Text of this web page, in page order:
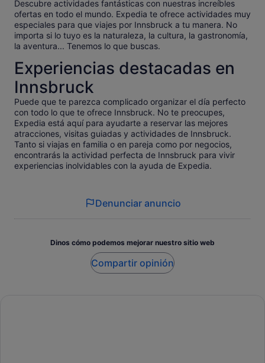
Descubre actividades fantásticas con nuestras increíbles
ofertas en todo el mundo. Expedia te ofrece actividades muy
especiales para que viajes por Innsbruck a tu manera. No
importa si lo tuyo es la naturaleza, la cultura, la gastronomía,
la aventura... Tenemos lo que buscas.
Experiencias destacadas en
Innsbruck
Puede que te parezca complicado organizar el día perfecto
con todo lo que te ofrece Innsbruck. No te preocupes,
Expedia está aquí para ayudarte a reservar las mejores
atracciones, visitas guiadas y actividades de Innsbruck.
Tanto si viajas en familia o en pareja como por negocios,
encontrarás la actividad perfecta de Innsbruck para vivir
experiencias inolvidables con la ayuda de Expedia.
Denunciar anuncio
Dinos cómo podemos mejorar nuestro sitio web
Compartir opinión